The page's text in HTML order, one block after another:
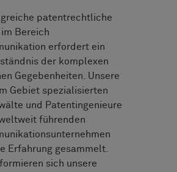
patentrechtliche
Bereich
erfordert ein
der komplexen
Gegebenheiten. Unsere
Gebiet spezialisierten
und Patentingenieure
führenden
Erfahrung gesammelt.
sich unsere